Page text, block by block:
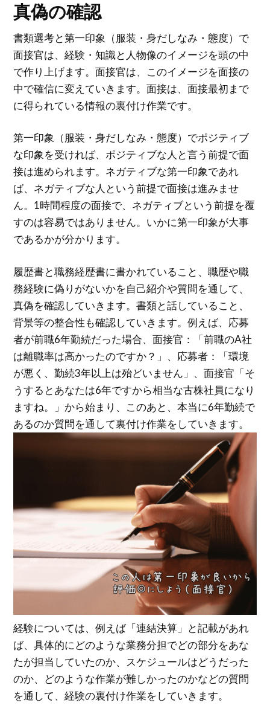
真偽の確認
書類選考と第一印象（服装・身だしなみ・態度）で
面接官は、経験・知識と人物像のイメージを頭の中
で作り上げます。面接官は、このイメージを面接の
中で確信に変えていきます。面接は、面接最初まで
に得られている情報の裏付け作業です。
第一印象（服装・身だしなみ・態度）でポジティブ
な印象を受ければ、ポジティブな人と言う前提で面
接は進められます。ネガティブな第一印象であれ
ば、ネガティブな人という前提で面接は進みませ
ん。1時間程度の面接で、ネガティブという前提を覆
すのは容易ではありません。いかに第一印象が大事
であるかが分かります。
履歴書と職務経歴書に書かれていること、職歴や職
務経験に偽りがないかを自己紹介や質問を通して、
真偽を確認していきます。書類と話していること、
背景等の整合性も確認していきます。例えば、応募
者が前職6年勤続だった場合、面接官：「前職のA社
は離職率は高かったのですか？」、応募者：「環境
が悪く、勤続3年以上は殆どいません」、面接官「そ
うするとあなたは6年ですから相当な古株社員になり
ますね。」から始まり、このあと、本当に6年勤続で
あるのか質問を通して裏付け作業をしていきます。
経験については、例えば「連結決算」と記載があれ
ば、具体的にどのような業務分担でどの部分をあな
たが担当していたのか、スケジュールはどうだった
のか、どのような作業が難しかったのかなどの質問
を通して、経験の裏付け作業をしていきます。